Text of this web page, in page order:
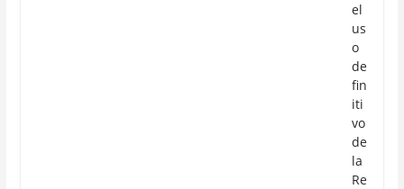
el
us
o
de
fin
iti
vo
de
la
Re